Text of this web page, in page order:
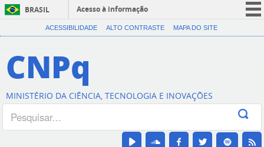
BRASIL
Acesso à informação
CORONAVÍRUS (COVID-19)
Canais
ACESSIBILIDADE ALTO CONTRASTE MAPA DO SITE
CNPq
MINISTÉRIO DA CIÊNCIA, TECNOLOGIA E INOVAÇÕES